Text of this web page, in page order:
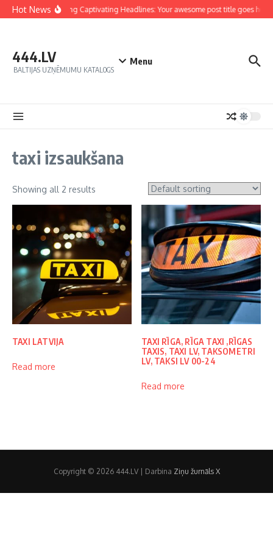
Hot NewsCrafting Captivating Headlines: Your awesome post title goes here
444.LV
BALTIJAS UZŅĒMUMU KATALOGS
Menu
taxi izsaukšana
Showing all 2 results
TAXI LATVIJA
Read more
TAXI RĪGA, RĪGA TAXI ,RĪGAS
TAXIS, TAXI LV, TAKSOMETRI
LV, TAKSI LV 00-24
Read more
Copyright © 2026 444.LV | Darbina Ziņu žurnāls X